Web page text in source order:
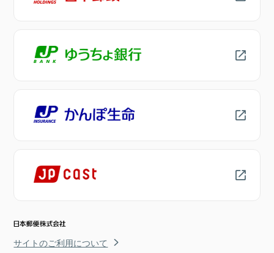
サイトのご利用について